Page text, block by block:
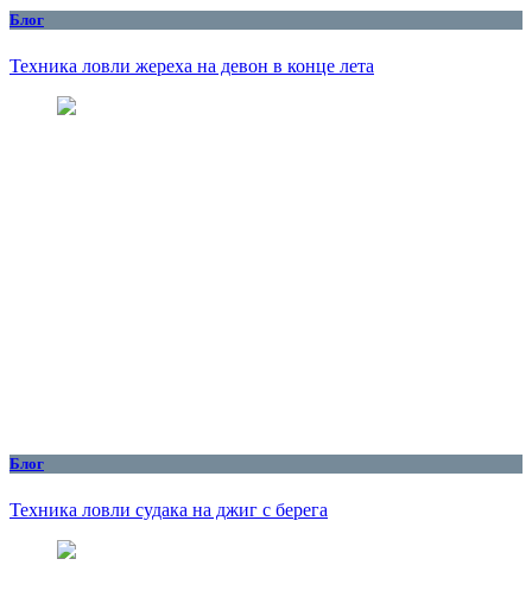
Блог
Техника ловли жереха на девон в конце лета
Блог
Техника ловли судака на джиг с берега